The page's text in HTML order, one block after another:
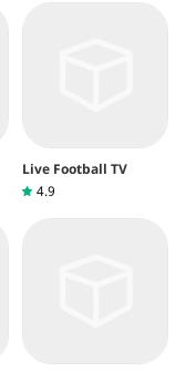
Live Football TV
4.9